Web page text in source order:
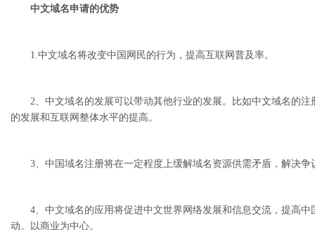
中文域名申请的优势
1.中文域名将改变中国网民的行为，提高互联网普及率。
2、中文域名的发展可以带动其他行业的发展。比如中文域名的注
的发展和互联网整体水平的提高。
3、中国域名注册将在一定程度上缓解域名资源供需矛盾，解决争
4、中文域名的应用将促进中文世界网络发展和信息交流，提高中
动。以商业为中心。